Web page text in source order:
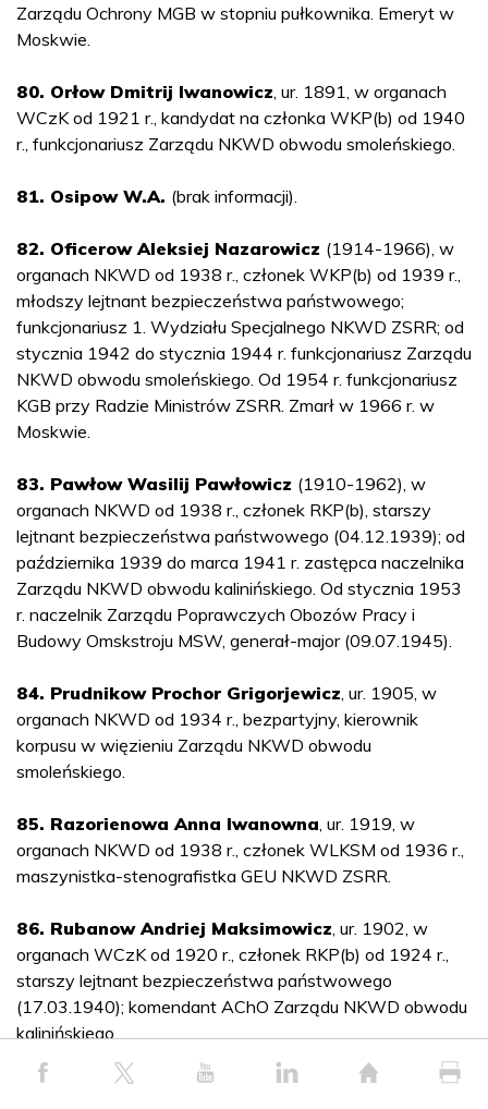
Zarządu Ochrony MGB w stopniu pułkownika. Emeryt w
Moskwie.
80. Orłow Dmitrij Iwanowicz , ur. 1891, w organach
WCzK od 1921 r., kandydat na członka WKP(b) od 1940
r., funkcjonariusz Zarządu NKWD obwodu smoleńskiego.
81. Osipow W.A. (brak informacji).
82. Oficerow Aleksiej Nazarowicz (1914-1966), w
organach NKWD od 1938 r., członek WKP(b) od 1939 r.,
młodszy lejtnant bezpieczeństwa państwowego;
funkcjonariusz 1. Wydziału Specjalnego NKWD ZSRR; od
stycznia 1942 do stycznia 1944 r. funkcjonariusz Zarządu
NKWD obwodu smoleńskiego. Od 1954 r. funkcjonariusz
KGB przy Radzie Ministrów ZSRR. Zmarł w 1966 r. w
Moskwie.
83. Pawłow Wasilij Pawłowicz (1910-1962), w
organach NKWD od 1938 r., członek RKP(b), starszy
lejtnant bezpieczeństwa państwowego (04.12.1939); od
października 1939 do marca 1941 r. zastępca naczelnika
Zarządu NKWD obwodu kalinińskiego. Od stycznia 1953
r. naczelnik Zarządu Poprawczych Obozów Pracy i
Budowy Omskstroju MSW, generał-major (09.07.1945).
84. Prudnikow Prochor Grigorjewicz , ur. 1905, w
organach NKWD od 1934 r., bezpartyjny, kierownik
korpusu w więzieniu Zarządu NKWD obwodu
smoleńskiego.
85. Razorienowa Anna Iwanowna , ur. 1919, w
organach NKWD od 1938 r., członek WLKSM od 1936 r.,
maszynistka-stenografistka GEU NKWD ZSRR.
86. Rubanow Andriej Maksimowicz , ur. 1902, w
organach WCzK od 1920 r., członek RKP(b) od 1924 r.,
starszy lejtnant bezpieczeństwa państwowego
(17.03.1940); komendant AChO Zarządu NKWD obwodu
kalinińskiego.
87. Rybakow Aleksiej Aleksandrowicz(1901-